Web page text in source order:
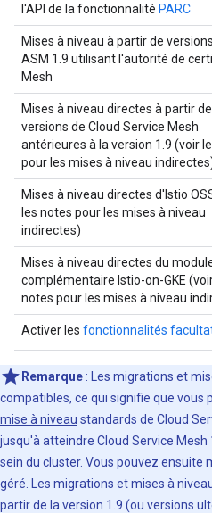
l'API de la fonctionnalité PARC
Mises à niveau à partir de versions
ASM 1.9 utilisant l'autorité de
Mesh
Mises à niveau directes à partir de
versions de Cloud Service Mesh
antérieures à la version 1.9 (voir
pour les mises à niveau
Mises à niveau directes d'Istio
les notes pour les mises à niveau
indirectes)
Mises à niveau directes du
complémentaire Istio-on-GKE
notes pour les mises à niveau
Activer les fonctionnalités
Remarque : Les migrations et
compatibles, ce qui signifie que vous
mise à niveau standards de Cloud
jusqu'à atteindre Cloud Service
sein du cluster. Vous pouvez ensuite
géré. Les migrations et mises à
partir de la version 1.9 (ou versions